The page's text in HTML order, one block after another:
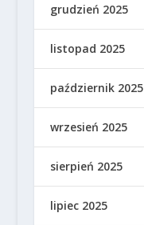
grudzień 2025
listopad 2025
październik 2025
wrzesień 2025
sierpień 2025
lipiec 2025